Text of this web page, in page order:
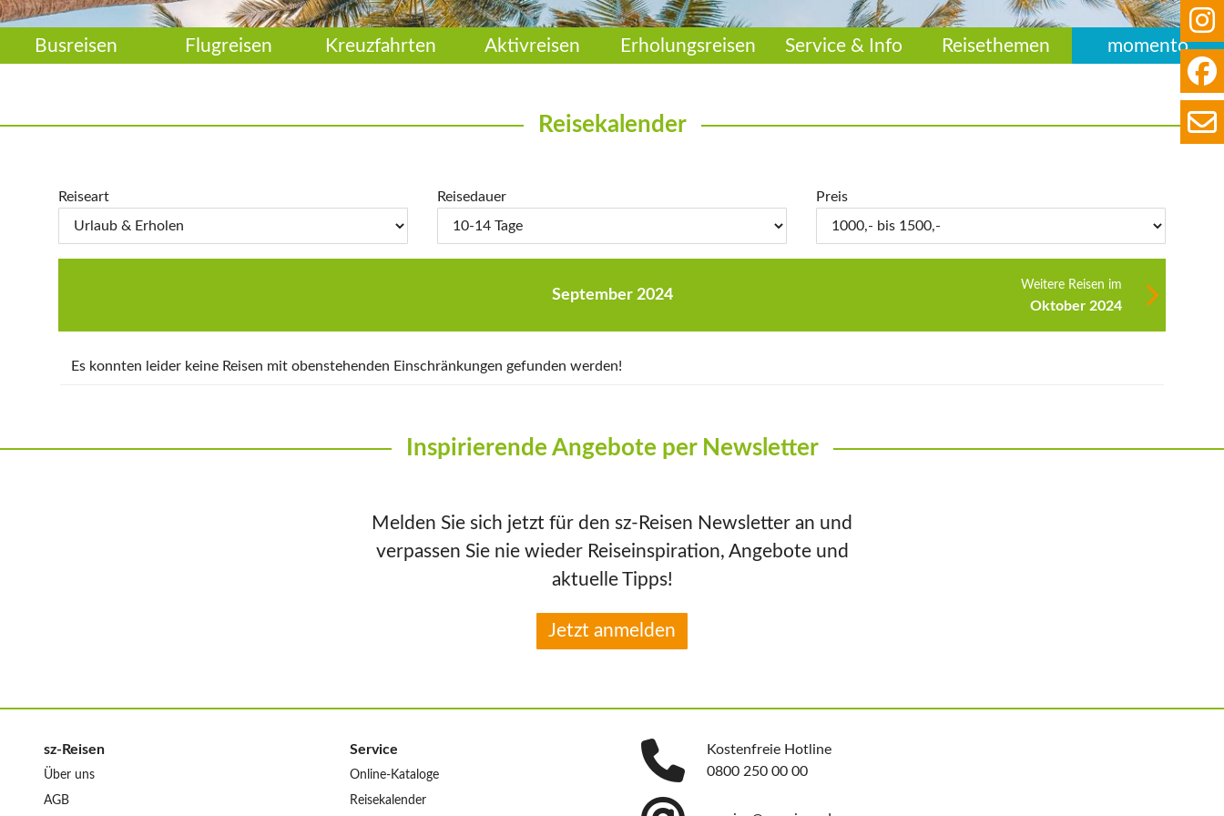
Busreisen Flugreisen Kreuzfahrten Aktivreisen Erholungsreisen Service & Info Reisethemen momento
Reisekalender
Reiseart Reisedauer Preis
September 2024
Weitere Reisen im
Oktober 2024
Es konnten leider keine Reisen mit obenstehenden Einschränkungen gefunden werden!
Inspirierende Angebote per Newsletter
Melden Sie sich jetzt für den sz-Reisen Newsletter an und
verpassen Sie nie wieder Reiseinspiration, Angebote und
aktuelle Tipps!
Jetzt anmelden
sz-Reisen
Über uns
AGB
Service
Online-Kataloge
Reisekalender
Kostenfreie Hotline
0800 250 00 00